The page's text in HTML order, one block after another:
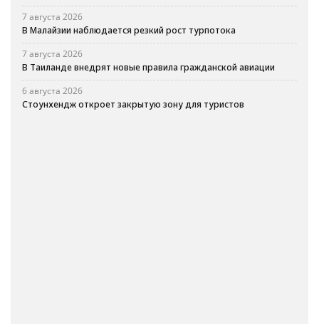
7 августа 2026
В Малайзии наблюдается резкий рост турпотока
7 августа 2026
В Таиланде внедрят новые правила гражданской авиации
6 августа 2026
Стоунхендж откроет закрытую зону для туристов